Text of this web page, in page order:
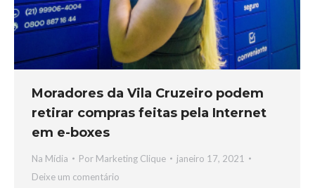
Moradores da Vila Cruzeiro podem
retirar compras feitas pela Internet
em e-boxes
Na Mídia Por Marketing Clique
janeiro 17, 2021
Deixe um comentário